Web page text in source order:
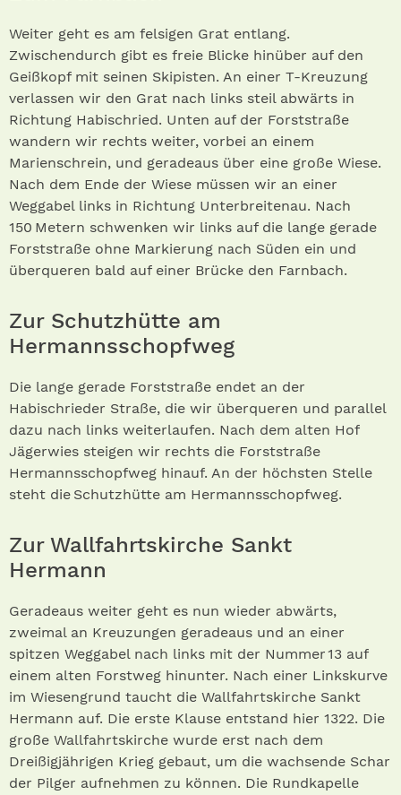
Weiter geht es am felsigen Grat entlang.
Zwischendurch gibt es freie Blicke hinüber auf den
Geißkopf mit seinen Skipisten. An einer T-Kreuzung
verlassen wir den Grat nach links steil abwärts in
Richtung Ha­bischried. Unten auf der Forststraße
wandern wir rechts weiter, vorbei an einem
Marienschrein, und geradeaus über eine große Wiese.
Nach dem Ende der Wiese müssen wir an einer
Weggabel links in Richtung Unterbreitenau. Nach
150 Metern schwenken wir links auf die lange gerade
Forststraße ohne Markierung nach Süden ein und
überqueren bald auf einer Brücke den Farnbach.
Zur Schutzhütte am
Hermannsschopfweg
Die lange gerade Forststraße endet an der
Habischrieder Straße, die wir überqueren und parallel
dazu nach links weiterlaufen. Nach dem alten Hof
Jägerwies steigen wir rechts die Forststraße
Hermannsschopfweg hinauf. An der höchsten Stelle
steht die Schutzhütte am Hermannsschopfweg.
Zur Wallfahrtskirche Sankt
Hermann
Geradeaus weiter geht es nun wieder abwärts,
zweimal an Kreuzungen geradeaus und an einer
spitzen Weggabel nach links mit der Nummer 13 auf
einem alten Forstweg hinunter. Nach einer Linkskurve
im Wiesengrund taucht die Wallfahrtskirche Sankt
Hermann auf. Die erste Klause entstand hier 1322. Die
große Wallfahrtskirche wurde erst nach dem
Dreißigjährigen Krieg gebaut, um die wachsende Schar
der Pilger aufnehmen zu können. Die Rundkapelle